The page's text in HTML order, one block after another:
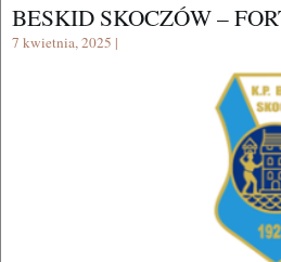
BESKID SKOCZÓW –
7 kwietnia, 2025 |